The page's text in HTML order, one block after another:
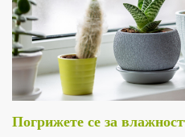
Погрижете се за